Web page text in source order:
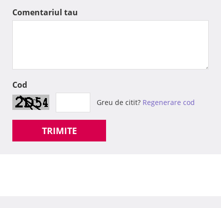
Comentariul tau
Cod
Greu de citit? Regenerare cod
TRIMITE